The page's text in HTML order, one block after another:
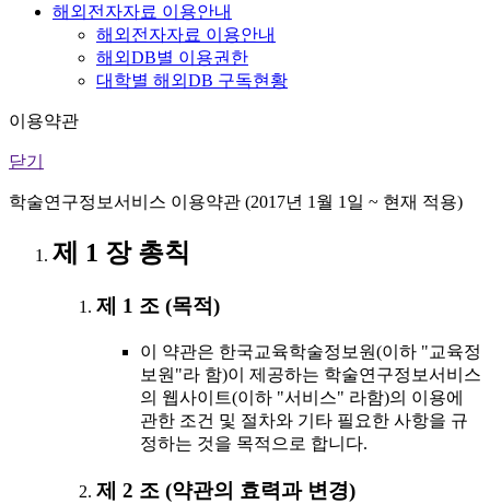
해외전자자료 이용안내
해외전자자료 이용안내
해외DB별 이용권한
대학별 해외DB 구독현황
이용약관
닫기
학술연구정보서비스 이용약관 (2017년 1월 1일 ~ 현재 적용)
제 1 장 총칙
제 1 조 (목적)
이 약관은 한국교육학술정보원(이하 "교육정
보원"라 함)이 제공하는 학술연구정보서비스
의 웹사이트(이하 "서비스" 라함)의 이용에
관한 조건 및 절차와 기타 필요한 사항을 규
정하는 것을 목적으로 합니다.
제 2 조 (약관의 효력과 변경)